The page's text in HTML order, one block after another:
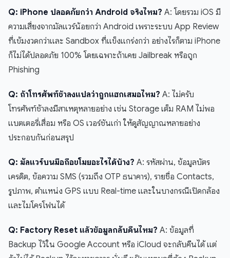
Q: iPhone ปลอดภัยกว่า Android จริงไหม? A: โดยรวม iOS มี
ความเสี่ยงจากมัลแวร์น้อยกว่า Android เพราะระบบ App Review
ที่เข้มงวดกว่าและ Sandbox ที่แข็งแกร่งกว่า อย่างไรก็ตาม iPhone
ก็ไม่ได้ปลอดภัย 100% โดยเฉพาะถ้าเคย Jailbreak หรือถูก
Phishing
Q: ถ้าโทรศัพท์ช้าลงแปลว่าถูกแฮกเสมอไหม? A: ไม่ครับ
โทรศัพท์ช้าลงมีสาเหตุหลายอย่าง เช่น Storage เต็ม RAM ไม่พอ
แบตเตอรี่เสื่อม หรือ OS เวอร์ชันเก่า ให้ดูสัญญาณหลายอย่าง
ประกอบกันก่อนสรุป
Q: มัลแวร์บนมือถือขโมยอะไรได้บ้าง? A: รหัสผ่าน, ข้อมูลบัตร
เครดิต, ข้อความ SMS (รวมถึง OTP ธนาคาร), รายชื่อ Contacts,
รูปภาพ, ตำแหน่ง GPS แบบ Real-time และในบางกรณีเปิดกล้อง
และไมโครโฟนได้
Q: Factory Reset แล้วข้อมูลกลับคืนไหม? A: ข้อมูลที่
Backup ไว้ใน Google Account หรือ iCloud จะกลับคืนได้ แต่